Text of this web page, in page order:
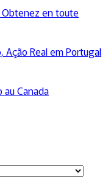
Obtenez en toute
Ação Real em Portugal
au Canada